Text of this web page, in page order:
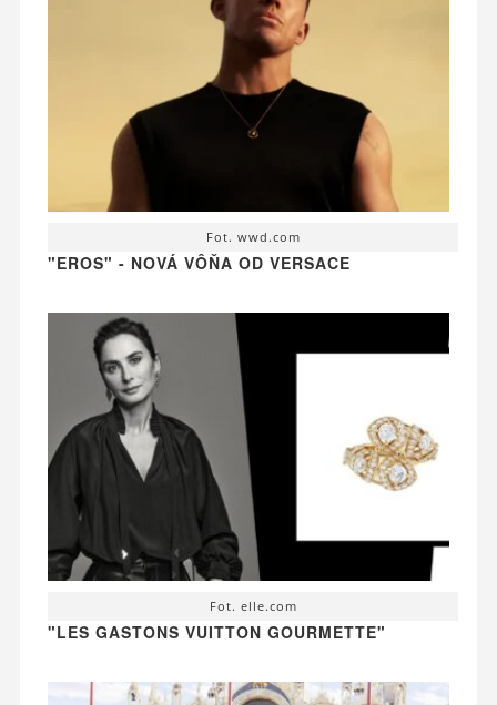
Fot. wwd.com
"EROS" - NOVÁ VÔŇA OD VERSACE
Fot. elle.com
"LES GASTONS VUITTON GOURMETTE"